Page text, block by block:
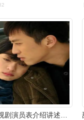
图甜蜜蜜电视剧演员表介绍讲述至纯至真的浪漫爱情故事